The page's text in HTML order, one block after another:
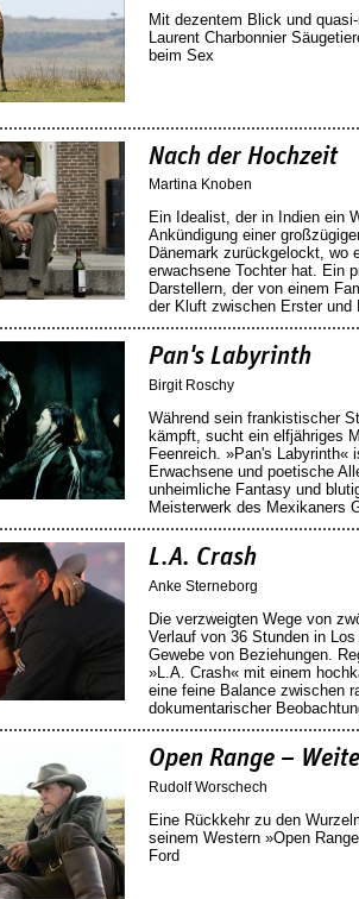
Mit dezentem Blick und
Laurent Charbonnier
beim Sex
Nach der Hochzeit
Martina Knoben
Ein Idealist, der in Indien ein
Ankündigung einer
Dänemark zurückgelockt, wo
erwachsene Tochter hat. Ein
Darstellern, der von einem
der Kluft zwischen Erster und
Pan's Labyrinth
Birgit Roschy
Während sein frankistischer
kämpft, sucht ein elfjähriges
Feenreich. »Pan's Labyrinth«
Erwachsene und poetische
unheimliche Fantasy und
Meisterwerk des Mexikaners
L.A. Crash
Anke Sterneborg
Die verzweigten Wege von
Verlauf von 36 Stunden in
Gewebe von Beziehungen.
»L.A. Crash« mit einem
eine feine Balance zwischen
dokumentarischer
Open Range –
Rudolf Worschech
Eine Rückkehr zu den
seinem Western »Open
Ford